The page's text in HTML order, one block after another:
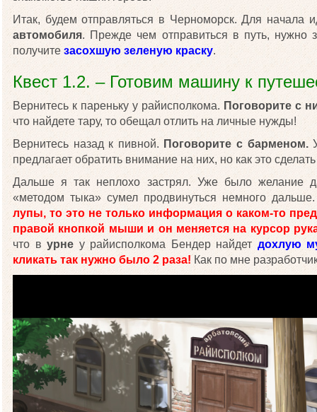
Итак, будем отправляться в Черноморск. Для начала
автомобиля. Прежде чем отправиться в путь, нужно
получите засохшую зеленую краску.
Квест 1.2. – Готовим машину к
Вернитесь к пареньку у райисполкома. Поговорите с
что найдете тару, то обещал отлить на личные нужды!
Вернитесь назад к пивной. Поговорите с барменом.
предлагает обратить внимание на них, но как это
Дальше я так неплохо застрял. Уже было желание
«методом тыка» сумел продвинуться немного
лупы, то это не только информация о каком-то
правой кнопкой мыши и он меняется на курсор
что вурне у райисполкома Бендер найдет дохлую
кликать так нужно было 2 раза! Как по мне